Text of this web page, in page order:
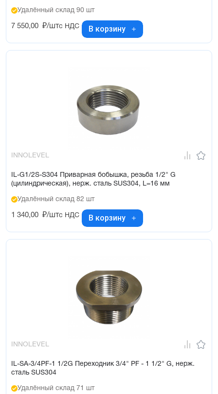
Удалённый склад 90 шт
7 550,00 ₽/штс НДС В корзину
INNOLEVEL
IL-G1/2S-S304 Приварная бобышка, резьба 1/2" G
(цилиндрическая), нерж. сталь SUS304, L=16 мм
Удалённый склад 82 шт
1 340,00 ₽/штс НДС В корзину
INNOLEVEL
IL-SA-3/4PF-1 1/2G Переходник 3/4" PF - 1 1/2" G, нерж.
сталь SUS304
Удалённый склад 71 шт